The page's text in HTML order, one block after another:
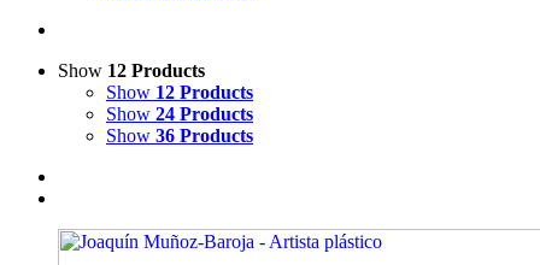
Show 12 Products
Show 12 Products
Show 24 Products
Show 36 Products